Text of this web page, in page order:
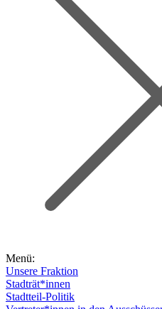
Menü:
Unsere Fraktion
Stadträt*innen
Stadtteil-Politik